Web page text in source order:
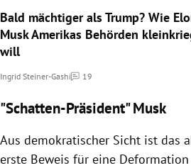
Bald mächtiger als Trump? Wie
Musk Amerikas Behörden
will
Ingrid Steiner-Gashi 19
Kommentare
"Schatten-Präsident" Musk
Aus demokratischer Sicht ist das
erste Beweis für eine